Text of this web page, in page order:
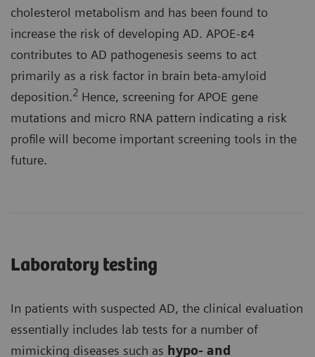
cholesterol metabolism and has been found to
increase the risk of developing AD. APOE-ɛ4
contributes to AD pathogenesis seems to act
primarily as a risk factor in brain beta-amyloid
deposition.2 Hence, screening for APOE gene
mutations and micro RNA pattern indicating a risk
profile will become important screening tools in the
future.
Laboratory testing
In patients with suspected AD, the clinical evaluation
essentially includes lab tests for a number of
mimicking diseases such as hypo- and